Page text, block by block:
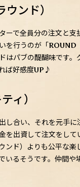
ンド）
ーで全員分の注文と
を行うのが「ROUND
はパブの醍醐味です
ば好感度UP♪
ィ）
し合い、それを元手
を出資して注文をし
ンド）よりも公平な
いるそうです。仲間